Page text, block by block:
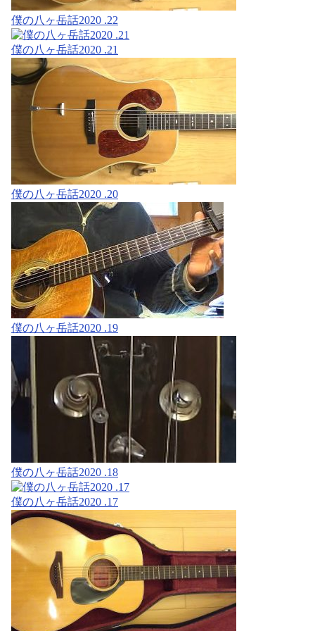
僕の八ヶ岳話2020 .22
僕の八ヶ岳話2020 .21
僕の八ヶ岳話2020 .20
僕の八ヶ岳話2020 .19
僕の八ヶ岳話2020 .18
僕の八ヶ岳話2020 .17